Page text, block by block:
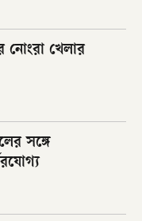
খেলার
সঙ্গে